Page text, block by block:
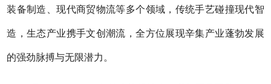
装备制造、现代商贸物流等多个领域，传统手艺碰撞现代智
造，生态产业携手文创潮流，全方位展现辛集产业蓬勃发展
的强劲脉搏与无限潜力。